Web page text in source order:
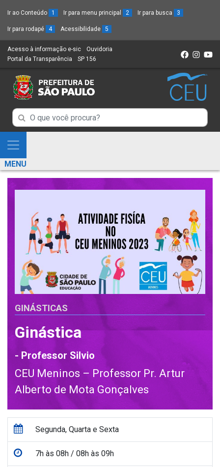
Ir ao Conteúdo 1 Ir para menu principal 2 Ir para busca 3
Ir para rodapé 4 Acessibilidade 5
Acesso à informação e-sic (Link
para
novo
sítio)
Ouvidoria
Portal da Transparência (Link
um
novo
SP 156
Campo
de
Busca
de
informações
Campo
de
de
informações
Mostra
e
Esconde
Menu
MENU
GINÁSTICAS
Ginástica
- Professor Silvio
CEU Meninos – Professor Pr. Artur
Alberto de Mota Gonçalves
Segunda, Quarta e Sexta
7h às 08h / 08h às 09h